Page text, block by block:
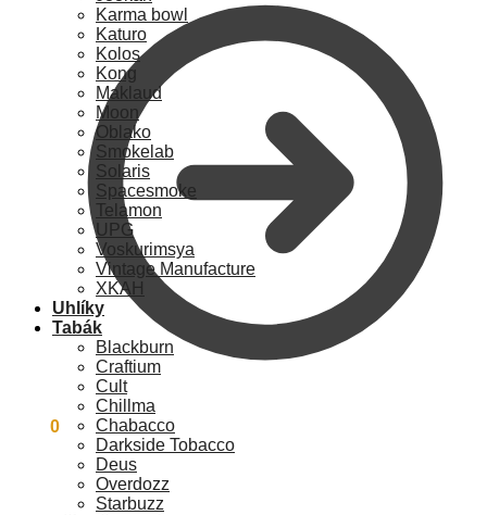
0
Karma bowl
Katuro
Kolos
Kong
Maklaud
Moon
Oblako
Smokelab
Solaris
Spacesmoke
Telamon
UPG
Voskurimsya
Vintage Manufacture
XKAH
Uhlíky
Tabák
Blackburn
Craftium
Cult
Chillma
Chabacco
Darkside Tobacco
Deus
Overdozz
Starbuzz